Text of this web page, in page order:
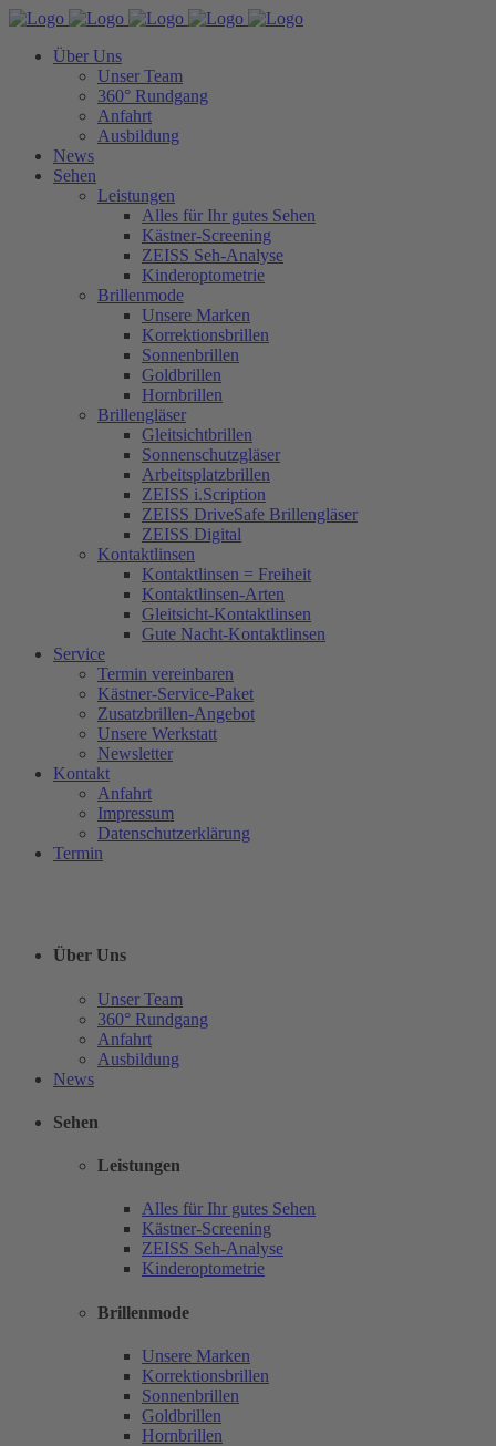
Über Uns
Unser Team
360° Rundgang
Anfahrt
Ausbildung
News
Sehen
Leistungen
Alles für Ihr gutes Sehen
Kästner-Screening
ZEISS Seh-Analyse
Kinderoptometrie
Brillenmode
Unsere Marken
Korrektionsbrillen
Sonnenbrillen
Goldbrillen
Hornbrillen
Brillengläser
Gleitsichtbrillen
Sonnenschutzgläser
Arbeitsplatzbrillen
ZEISS i.Scription
ZEISS DriveSafe Brillengläser
ZEISS Digital
Kontaktlinsen
Kontaktlinsen = Freiheit
Kontaktlinsen-Arten
Gleitsicht-Kontaktlinsen
Gute Nacht-Kontaktlinsen
Service
Termin vereinbaren
Kästner-Service-Paket
Zusatzbrillen-Angebot
Unsere Werkstatt
Newsletter
Kontakt
Anfahrt
Impressum
Datenschutzerklärung
Termin
Über Uns
Unser Team
360° Rundgang
Anfahrt
Ausbildung
News
Sehen
Leistungen
Alles für Ihr gutes Sehen
Kästner-Screening
ZEISS Seh-Analyse
Kinderoptometrie
Brillenmode
Unsere Marken
Korrektionsbrillen
Sonnenbrillen
Goldbrillen
Hornbrillen